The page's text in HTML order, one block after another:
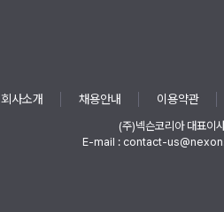
회사소개 채용안내 이용약관
(주)넥슨코리아 대표이
E-mail : contact-